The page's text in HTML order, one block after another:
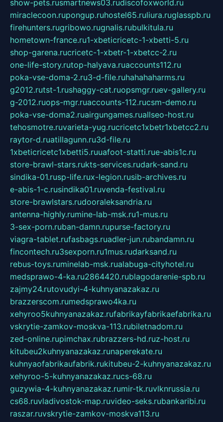
show-pets.rusmartnews03.rudiscofoxworld.ru
miraclecoon.rupongup.ruhostel65.ruliura.ruglasspb.ru
firehunters.rugribowo.rugnalis.rubulkitula.ru
hometown-france.ru1-xbeticricetc-1-xbetti-5.ru
shop-garena.rucricetc-1-xbetr-1-xbetcc-2.ru
one-life-story.rutop-halyava.ruaccounts112.ru
poka-vse-doma-2.ru3-d-file.ruhahahaharms.ru
g2012.rutst-1.rushaggy-cat.ruopsmgr.ruev-gallery.ru
g-2012.ruops-mgr.ruaccounts-112.rucsm-demo.ru
poka-vse-doma2.ruairgungames.ruallseo-host.ru
tehosmotre.ruvarieta-yug.rucricetc1xbetr1xbetcc2.ru
raytor-d.ruatillagunn.ru3d-file.ru
1xbeticricetc1xbetti5.ruuafoot-statti.rue-abis1c.ru
store-brawl-stars.rukts-services.rudark-sand.ru
sindika-01.rusp-life.rux-legion.rusib-archives.ru
e-abis-1-c.rusindika01.ruvenda-festival.ru
store-brawlstars.rudooraleksandria.ru
antenna-highly.rumine-lab-msk.ru1-mus.ru
3-sex-porn.ruban-damn.rupurse-factory.ru
viagra-tablet.rufasbags.ruadler-jun.rubandamn.ru
fincontech.ru3sexporn.ru1mus.rudarksand.ru
rebus-toys.ruminelab-msk.rualabuga-cityhotel.ru
medsprawo-4-ka.ru2864420.rublagodarenie-spb.ru
zajmy24.rutovudyi-4-kuhnyanazakaz.ru
brazzerscom.rumedsprawo4ka.ru
xehyroo5kuhnyanazakaz.rufabrikayfabrikaefabrika.ru
vskrytie-zamkov-moskva-113.rubiletnadom.ru
zed-online.rupimchax.rubrazzers-hd.ruz-host.ru
kitubeu2kuhnyanazakaz.runaperekate.ru
kuhnyaofabrikaufabrik.rukitubeu-2-kuhnyanazakaz.ru
xehyroo-5-kuhnyanazakaz.rucs-68.ru
guzywia-4-kuhnyanazakaz.rumir-tk.ruvlknrussia.ru
cs68.ruvladivostok-map.ruvideo-seks.rubankaribi.ru
raszar.ruvskrytie-zamkov-moskva113.ru